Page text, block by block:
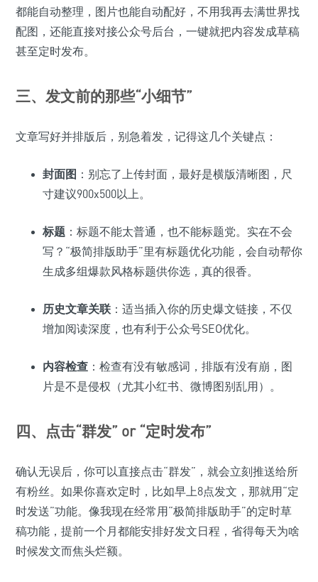
都能自动整理，图片也能自动配好，不用我再去满世界找
配图，还能直接对接公众号后台，一键就把内容发成草稿
甚至定时发布。
三、发文前的那些“小细节”
文章写好并排版后，别急着发，记得这几个关键点：
封面图 ：别忘了上传封面，最好是横版清晰图，尺
寸建议900x500以上。
标题 ：标题不能太普通，也不能标题党。实在不会
写？“极简排版助手”里有标题优化功能，会自动帮你
生成多组爆款风格标题供你选，真的很香。
历史文章关联 ：适当插入你的历史爆文链接，不仅
增加阅读深度，也有利于公众号SEO优化。
内容检查 ：检查有没有敏感词，排版有没有崩，图
片是不是侵权（尤其小红书、微博图别乱用）。
四、点击“群发” or “定时发布”
确认无误后，你可以直接点击“群发”，就会立刻推送给所
有粉丝。如果你喜欢定时，比如早上8点发文，那就用“定
时发送”功能。像我现在经常用“极简排版助手”的定时草
稿功能，提前一个月都能安排好发文日程，省得每天为啥
时候发文而焦头烂额。